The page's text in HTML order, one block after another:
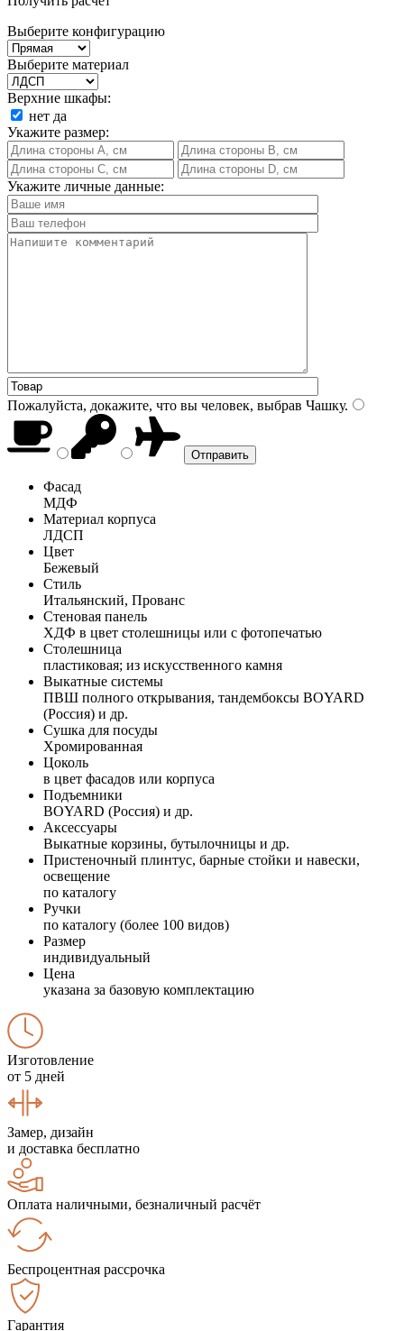
Выберите конфигурацию
Выберите материал
Верхние шкафы:
нет да
Укажите размер:
Укажите личные данные:
Пожалуйста, докажите, что вы человек, выбрав Чашку.
Фасад
МДФ
Материал корпуса
ЛДСП
Цвет
Бежевый
Стиль
Итальянский, Прованс
Стеновая панель
ХДФ в цвет столешницы или с фотопечатью
Столешница
пластиковая; из искусственного камня
Выкатные системы
ПВШ полного открывания, тандембоксы BOYARD
(Россия) и др.
Сушка для посуды
Хромированная
Цоколь
в цвет фасадов или корпуса
Подъемники
BOYARD (Россия) и др.
Аксессуары
Выкатные корзины, бутылочницы и др.
Пристеночный плинтус, барные стойки и навески,
освещение
по каталогу
Ручки
по каталогу (более 100 видов)
Размер
индивидуальный
Цена
указана за базовую комплектацию
Изготовление
от 5 дней
Замер, дизайн
и доставка бесплатно
Оплата наличными, безналичный расчёт
Беспроцентная рассрочка
Гарантия